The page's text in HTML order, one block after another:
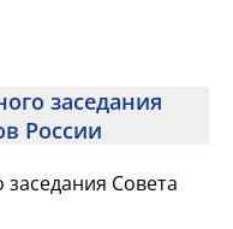
заседания
России
Совета